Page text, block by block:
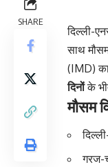
SHARE
दिल्ली-
साथ
(IMD)
दिनोंके
मौसम
गरज-